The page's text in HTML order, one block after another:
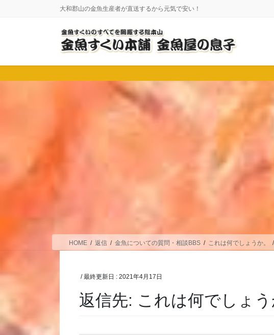
に
移
ョ
ン
大和郡山の金魚生産者が直送するから元気で安い！
HOME 返信 金魚についての質問・相談BBS これは何でしょうか。
/ 最終更新日 :2021年4月17日
返信先: これは何でしょう